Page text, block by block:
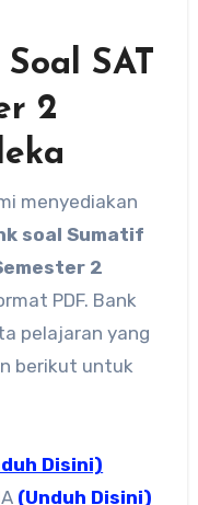
SAT
2
menyediakan
soal Sumatif
2
PDF. Bank
pelajaran yang
berikut untuk
Disini)
(Unduh Disini)